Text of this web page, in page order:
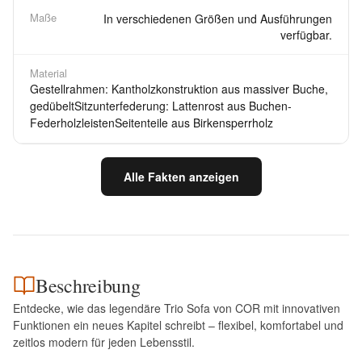
Maße
In verschiedenen Größen und Ausführungen
verfügbar.
Material
Gestellrahmen: Kantholzkonstruktion aus massiver Buche,
gedübeltSitzunterfederung: Lattenrost aus Buchen-
FederholzleistenSeitenteile aus Birkensperrholz
Alle Fakten anzeigen
Beschreibung
Entdecke, wie das legendäre Trio Sofa von COR mit innovativen
Funktionen ein neues Kapitel schreibt – flexibel, komfortabel und
zeitlos modern für jeden Lebensstil.